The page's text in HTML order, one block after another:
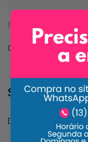
Não sei meu CEP
Compartilhe:
Sobre o
Doce Leguminosa